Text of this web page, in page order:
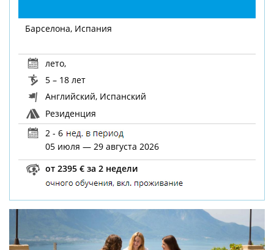
Барселона, Испания
лето,
5 – 18 лет
Английский, Испанский
Резиденция
2 - 6
05 июля — 29 августа 2026
от 2395 € за 2 недели